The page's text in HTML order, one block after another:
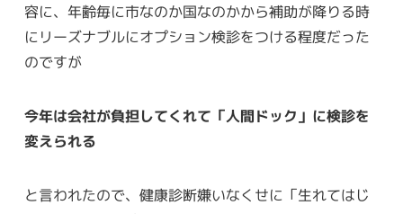
容に、年齢毎に市なのか国なのかから補助が降りる時
にリーズナブルにオプション検診をつける程度だった
のですが
今年は会社が負担してくれて「人間ドック」に検診を
変えられる
と言われたので、健康診断嫌いなくせに「生れてはじ